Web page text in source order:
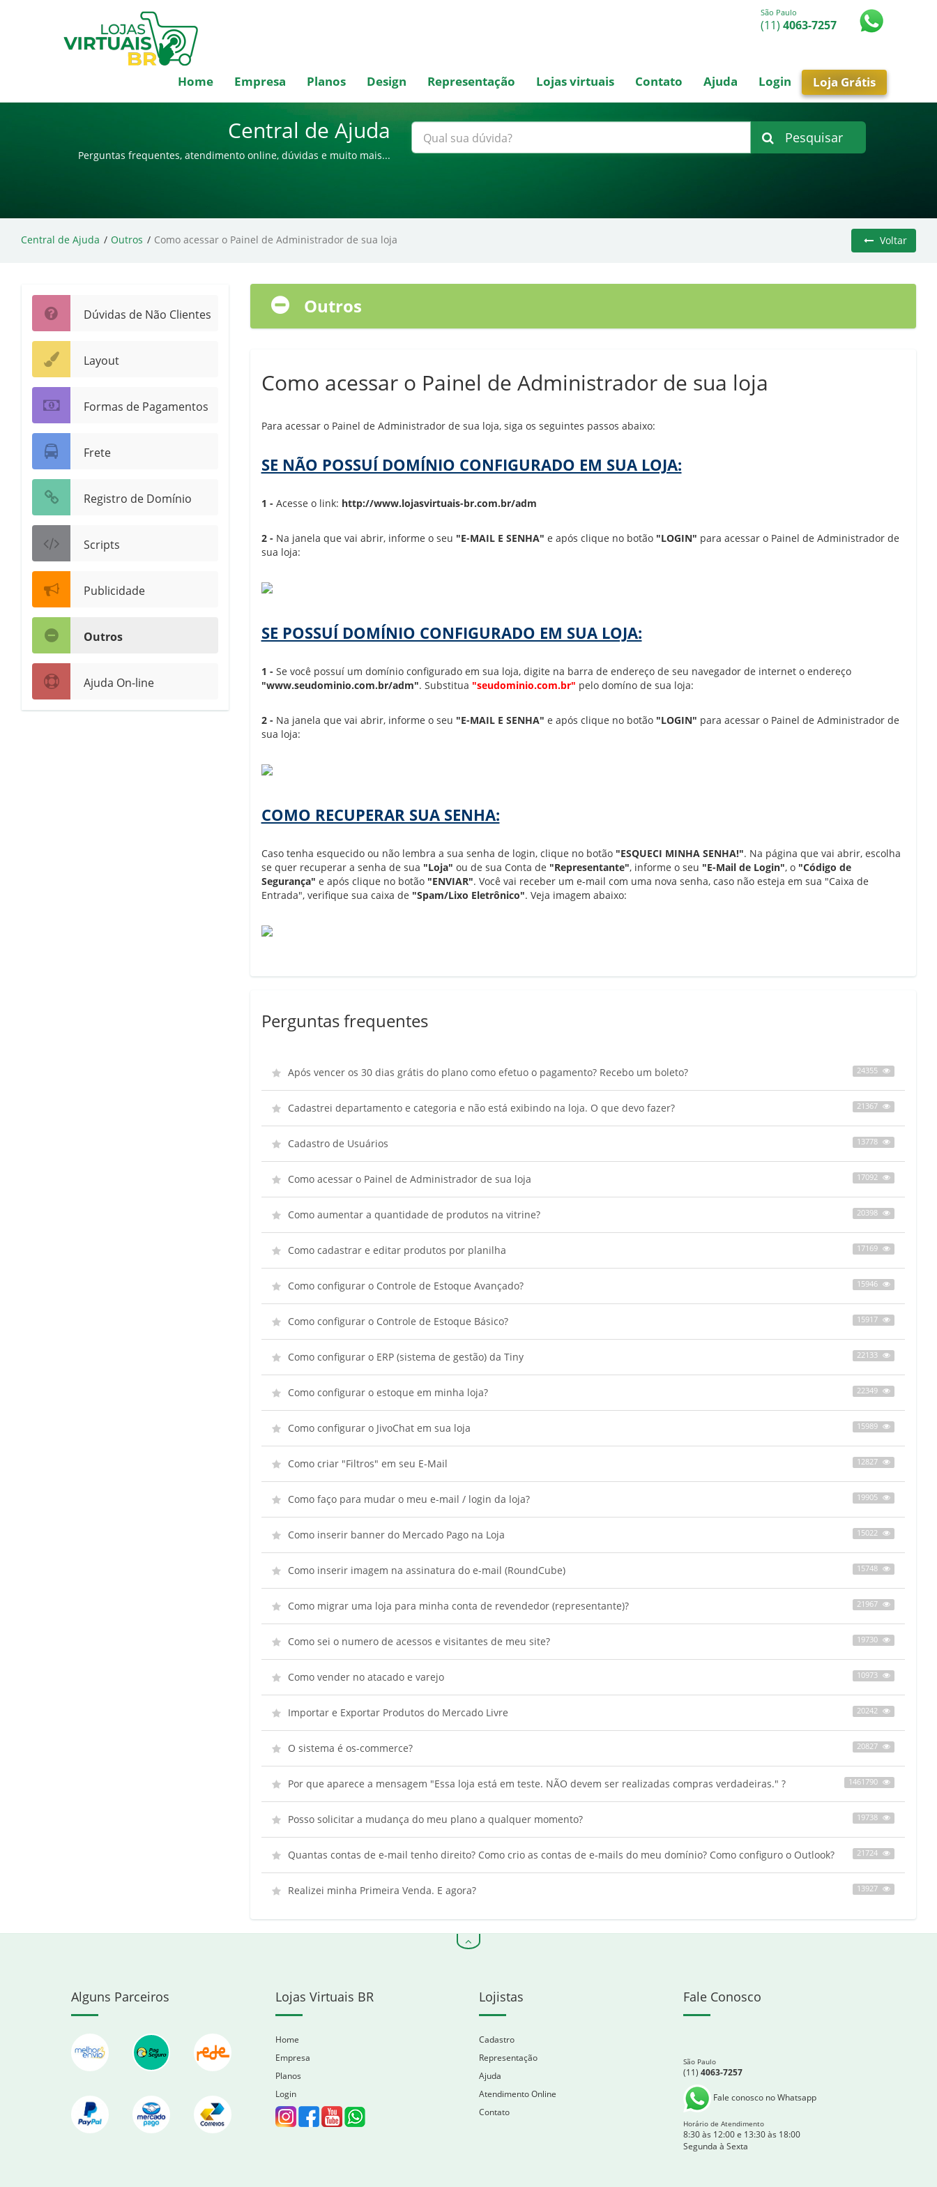
São Paulo
(11) 4063-7257
Home Empresa Planos Design Representação Lojas virtuais Contato Ajuda Login Loja Grátis
Central de Ajuda
Perguntas frequentes, atendimento online, dúvidas e muito mais...
Pesquisar
Central de Ajuda Outros Como acessar o Painel de Administrador de sua loja Voltar
Dúvidas de Não Clientes
Layout
Formas de Pagamentos
Frete
Registro de Domínio
Scripts
Publicidade
Outros
Ajuda On-line
Outros
Como acessar o Painel de Administrador de sua loja
Para acessar o Painel de Administrador de sua loja, siga os seguintes passos abaixo:
SE NÃO POSSUÍ DOMÍNIO CONFIGURADO EM SUA LOJA:
1 - Acesse o link: http://www.lojasvirtuais-br.com.br/adm
2 - Na janela que vai abrir, informe o seu "E-MAIL E SENHA" e após clique no botão "LOGIN" para acessar o Painel de Administrador de
sua loja:
SE POSSUÍ DOMÍNIO CONFIGURADO EM SUA LOJA:
1 - Se você possuí um domínio configurado em sua loja, digite na barra de endereço de seu navegador de internet o endereço
"www.seudominio.com.br/adm". Substitua "seudominio.com.br" pelo domíno de sua loja:
2 - Na janela que vai abrir, informe o seu "E-MAIL E SENHA" e após clique no botão "LOGIN" para acessar o Painel de Administrador de
sua loja:
COMO RECUPERAR SUA SENHA:
Caso tenha esquecido ou não lembra a sua senha de login, clique no botão "ESQUECI MINHA SENHA!". Na página que vai abrir, escolha
se quer recuperar a senha de sua "Loja" ou de sua Conta de "Representante", informe o seu "E-Mail de Login", o "Código de
Segurança" e após clique no botão "ENVIAR". Você vai receber um e-mail com uma nova senha, caso não esteja em sua "Caixa de
Entrada", verifique sua caixa de "Spam/Lixo Eletrônico". Veja imagem abaixo:
Perguntas frequentes
Após vencer os 30 dias grátis do plano como efetuo o pagamento? Recebo um boleto? 24355
Cadastrei departamento e categoria e não está exibindo na loja. O que devo fazer? 21367
Cadastro de Usuários 13778
Como acessar o Painel de Administrador de sua loja 17092
Como aumentar a quantidade de produtos na vitrine? 20398
Como cadastrar e editar produtos por planilha 17169
Como configurar o Controle de Estoque Avançado? 15946
Como configurar o Controle de Estoque Básico? 15917
Como configurar o ERP (sistema de gestão) da Tiny 22133
Como configurar o estoque em minha loja? 22349
Como configurar o JivoChat em sua loja 15989
Como criar "Filtros" em seu E-Mail 12827
Como faço para mudar o meu e-mail / login da loja? 19905
Como inserir banner do Mercado Pago na Loja 15022
Como inserir imagem na assinatura do e-mail (RoundCube) 15748
Como migrar uma loja para minha conta de revendedor (representante)? 21967
Como sei o numero de acessos e visitantes de meu site? 19730
Como vender no atacado e varejo 10973
Importar e Exportar Produtos do Mercado Livre 20242
O sistema é os-commerce? 20827
Por que aparece a mensagem "Essa loja está em teste. NÃO devem ser realizadas compras verdadeiras." ? 1461790
Posso solicitar a mudança do meu plano a qualquer momento? 19738
Quantas contas de e-mail tenho direito? Como crio as contas de e-mails do meu domínio? Como configuro o Outlook? 21724
Realizei minha Primeira Venda. E agora? 13927
Alguns Parceiros Lojas Virtuais BR
Home
Empresa
Planos
Login
Lojistas
Cadastro
Representação
Ajuda
Atendimento Online
Contato
Fale Conosco
São Paulo
(11) 4063-7257
Fale conosco no Whatsapp
Horário de Atendimento
8:30 às 12:00 e 13:30 às 18:00
Segunda à Sexta